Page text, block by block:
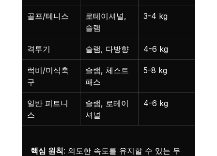
골프/테니스
로테이셔널,
슬램
3-4 kg
격투기 슬램, 다방향 4-6 kg
럭비/미식축
구
슬램, 체스트
패스
5-8 kg
일반 피트니
스
슬램, 로테이
셔널
4-6 kg
핵심 원칙: 의도한 속도를 유지할 수 있는 무